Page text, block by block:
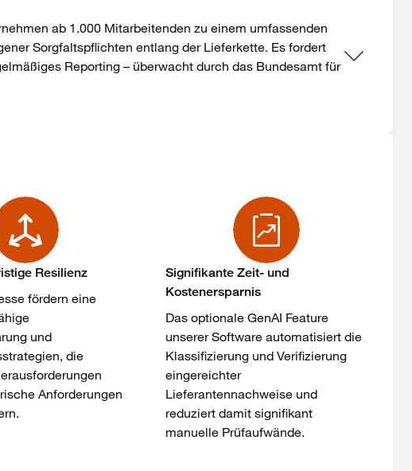
ab 1.000 Mitarbeitenden zu einem umfassenden
Sorgfaltspflichten entlang der Lieferkette. Es fordert
Reporting – überwacht durch das Bundesamt für
Resilienz
fördern eine
und
die
Anforderungen
Signifikante Zeit- und
Kostenersparnis
Das optionale GenAI Feature
unserer Software automatisiert die
Klassifizierung und Verifizierung
eingereichter
Lieferantennachweise und
reduziert damit signifikant
manuelle Prüfaufwände.